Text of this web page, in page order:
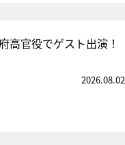
高官役でゲスト出演！
2026.08.02